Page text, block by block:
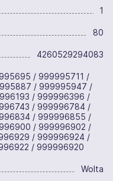
1
80
4260529294083
/ 999995711 /
/ 999995947 /
/ 999996396 /
/ 999996784 /
/ 999996855 /
/ 999996902 /
/ 999996924 /
/ 999996920
Wolta